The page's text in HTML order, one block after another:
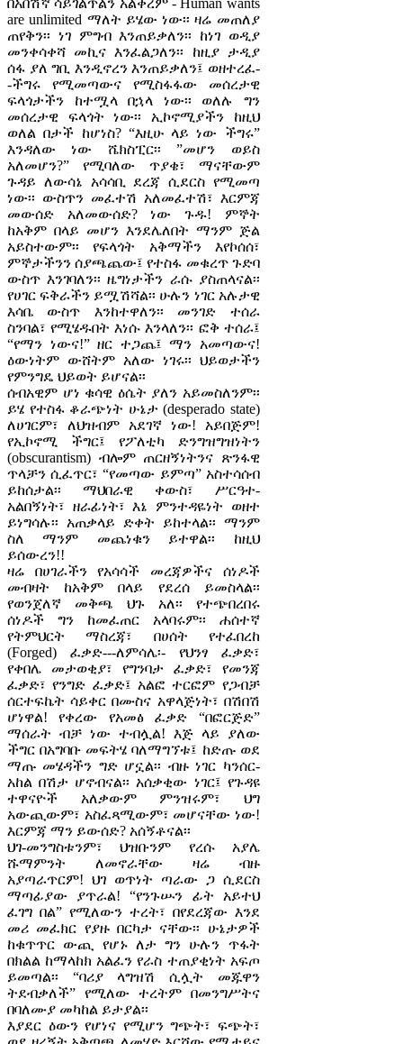
are unlimited ማለት ይሄው ነው፡፡ ዛሬ መጠለያ
ጠየቅን፡፡ ነገ ምግብ እንጠይቃለን፡፡ ከነገ ወዲያ
መንቀሳቀሻ መኪና እንፈልጋለን፡፡ ከዚያ ታዲያ
ሰፋ ያለ ግቢ እንዲኖረን እንጠይቃለን፤ ወዘተረፈ-
-ችግሩ የሚመጣውና የሚስፋፋው መሰረታዊ
ፍላጎታችን ከተሟላ በኋላ ነው፡፡ ወለሉ ግን
መሰረታዊ ፍላጎት ነው፡፡ ኢኮኖሚያችን ከዚህ
ወለል በታች ከሆነስ? “እዚሁ ላይ ነው ችግሩ”
እንዳለው ነው ሼክስፒር፡፡ ”መሆን ወይስ
አለመሆን?” የሚባለው ጥያቄ፣ ማናቸውም
ጉዳይ ለውሳኔ አሳሳቢ ደረጃ ሲደርስ የሚመጣ
ነው፡፡ ውስጥን መፈተሽ አለመፈተሽ፣ እርምጃ
መውሰድ አለመውሰድ? ነው ጉዱ! ምኞት
ከአቅም በላይ መሆን እንደሌለበት ማንም ጅል
አይስተውም፡፡ የፍላጎት አቅማችን እየኮሰሰ፣
ምኞታችንን ሰያጫጨው፤ የተስፋ መቁረጥ ጉድባ
ውስጥ እንገባለን፡፡ ዜግነታችን ራሱ ያስጠላናል፡፡
የሀገር ፍቅራችን ይሟሽሻል፡፡ ሁሉን ነገር አሉታዊ
እሳቤ ውስጥ እንከተዋለን፡፡ መንገድ ተሰራ
ስንባል፣ የሚሄዱበት እነሱ እንላለን፡፡ ፎቅ ተሰራ፤
“የማን ነውና!” ዘር ተጋጨ፤ ማን አመጣውና!
ዕውነትም ውሸትም አለው ነገሩ፡፡ ህይወታችን
የምንግዴ ህይወት ይሆናል፡፡
ሰብአዊም ሆነ ቁሳዊ ዕሴት ያለን አይመስለንም፡፡
ይሄ የተስፋ ቆራጭነት ሁኔታ (desperado state)
ለሀገርም፣ ለህዝብም አደገኛ ነው! አይበጅም!
የኢኮኖሚ ችግር፤ የፖለቲካ ድንግዝግዝነትን
(obscurantism) ብሎም ጠርዘኝነትንና ጽንፋዊ
ጥላቻን ሲፈጥር፣ “የመጣው ይምጣ” አስተሳሰብ
ይከሰታል፡፡ ማህበራዊ ቀውስ፣ ሥርዓተ-
አልበኝነት፣ ዘራፊነት፣ እኔ ምንተዳዬነት ወዘተ
ይነግሳሉ፡፡ አጠቃላይ ድቀት ይከተላል፡፡ ማንም
ስለ ማንም መጨነቁን ይተዋል፡፡ ከዚህ
ይሰውረን!!
ዛሬ በሀገራችን የአሳሳች መረጃዎችና ሰነዶች
መብዛት ከአቅም በላይ የደረሰ ይመስላል፡፡
የወንጀለኛ መቅጫ ህጉ አለ፡፡ የተጭበረበሩ
ሰነዶች ግን ከመፈጠር አላባሩም፡፡ ሐሰተኛ
የትምህርት ማስረጃ፣ በሀሰት የተፈበረከ
(Forged) ፈቃድ---ለምሳሌ፡- የህንፃ ፈቃድ፣
የቀበሌ መታወቂያ፣ የግንባታ ፈቃድ፣ የመንጃ
ፈቃድ፣ የንግድ ፈቃድ፤ አልፎ ተርፎም የጋብቻ
ሰርተፍኬት ሳይቀር በሙስና አዋላጅነት፣ በሽበሽ
ሆነዋል! የቀረው የአመፅ ፈቃድ “በፎርጅድ”
ማሰራት ብቻ ነው ተብሏል! እጅ ላይ ያለው
ችግር በአግባቡ መፍትሄ ባለማግኘቱ፤ ከድጡ ወደ
ማጡ መሄዳችን ግድ ሆኗል፡፡ ብዙ ነገር ካንሰር-
አከል በሽታ ሆኖብናል፡፡ አሰቃቂው ነገር፤ የጉዳዩ
ተዋናዮች አለቃውም ምንዝሩም፣ ህግ
አውጪውም፣ አስፈጻሚውም፣ መሆናቸው ነው!
እርምጃ ማን ይውሰድ? አሰኝቶናል፡፡
ህገ-መንግስቱንም፣ ህዝቡንም የረሱ አያሌ
ሹማምንት ለመኖራቸው ዛሬ ብዙ
አያጣራጥርም! ህገ ወጥነት ጣራው ጋ ሲደርስ
ማጣፊያው ያጥራል! “የንጉሡን ፊት አይተህ
ፈገግ በል” የሚለውን ተረት፣ በየደረጃው እንደ
መሪ መፈክር የያዙ በርካታ ናቸው፡፡ ሁኔታዎች
ከቁጥጥር ውጪ የሆኑ ለታ ግን ሁሉን ጥፋት
በክልል ከማላከክ አልፈን የራስ ተጠያቂነት አፍጦ
ይመጣል፡፡ “ባሪያ ላግዝሽ ሲሏት መጁዋን
ትደብቃለች” የሚለው ተረትም በመንግሥትና
በባለሙያ መካከል ይታያል፡፡
እያደር ዕውን የሆነና የሚሆን ግጭት፣ ፍጭት፣